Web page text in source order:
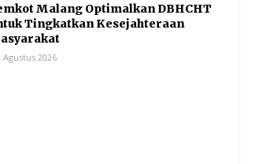
Malang Optimalkan DBHCHT
Tingkatkan Kesejahteraan
Agustus 2026